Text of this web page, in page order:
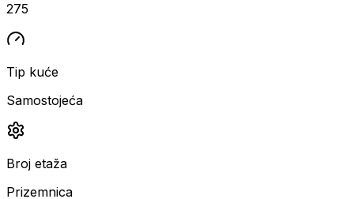
275
Tip kuće
Samostojeća
Broj etaža
Prizemnica